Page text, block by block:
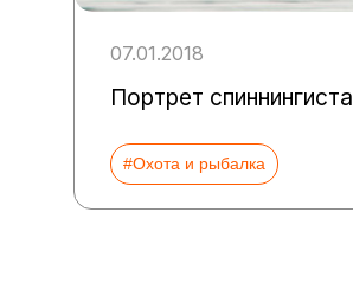
07.01.2018
Портрет спиннингиста
#Охота и рыбалка